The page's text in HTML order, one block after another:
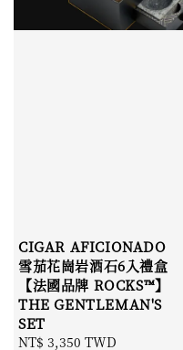
CIGAR AFICIONADO
雪茄花崗岩酒石6入禮盒
【法國品牌 ROCKS™】
THE GENTLEMAN'S
SET
Sale
NT$ 3,350 TWD